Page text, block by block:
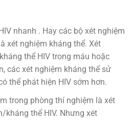
nhanh . Hay các bộ xét nghiệm
xét nghiệm kháng thể. Xét
thể HIV trong máu hoặc
các xét nghiệm kháng thể sử
thể phát hiện HIV sớm hơn.
trong phòng thí nghiệm là xét
kháng thể HIV. Nhưng xét